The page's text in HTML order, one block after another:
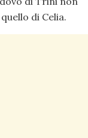
di Celia.